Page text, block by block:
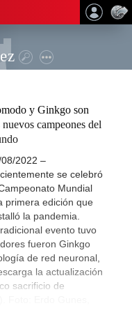
y Ginkgo son
nuevos campeones del
08/2022 –
se celebró
Mundial
primera edición que
la pandemia.
evento tuvo
fueron Ginkgo
de red neuronal,
la actualización
sacrificio de